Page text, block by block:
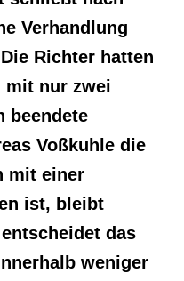
Verhandlung
Richter hatten
mit nur zwei
beendete
Voßkuhle die
mit einer
ist, bleibt
das
weniger